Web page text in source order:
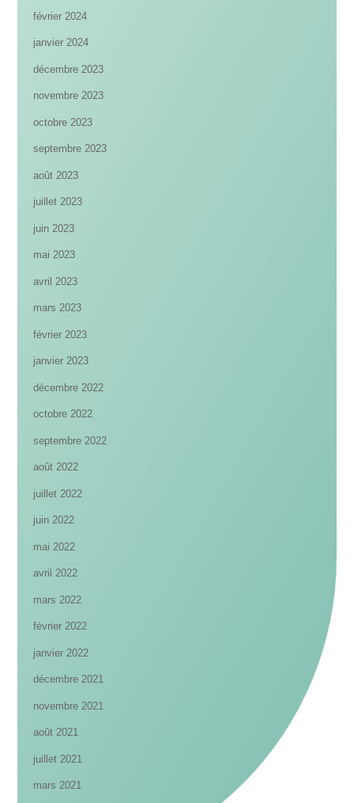
février 2024
janvier 2024
décembre 2023
novembre 2023
octobre 2023
septembre 2023
août 2023
juillet 2023
juin 2023
mai 2023
avril 2023
mars 2023
février 2023
janvier 2023
décembre 2022
octobre 2022
septembre 2022
août 2022
juillet 2022
juin 2022
mai 2022
avril 2022
mars 2022
février 2022
janvier 2022
décembre 2021
novembre 2021
août 2021
juillet 2021
mars 2021